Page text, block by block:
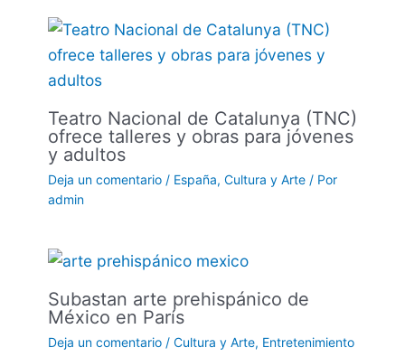
Teatro Nacional de Catalunya (TNC)
ofrece talleres y obras para jóvenes
y adultos
Deja un comentario / España, Cultura y Arte/ Por
admin
Subastan arte prehispánico de
México en París
Deja un comentario / Cultura y Arte, Entretenimiento